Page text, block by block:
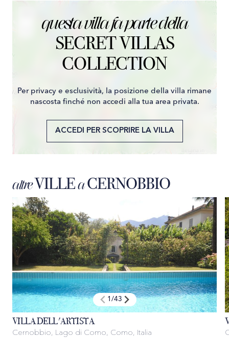
questa villa fa parte della
SECRET VILLAS
COLLECTION
Per privacy e esclusività, la posizione della villa rimane
nascosta finché non accedi alla tua area privata.
ACCEDI PER SCOPRIRE LA VILLA
altreVILLEaCERNOBBIO
1 /43
VILLA DELL'ARTISTA
Cernobbio, Lago di Como, Como, Italia